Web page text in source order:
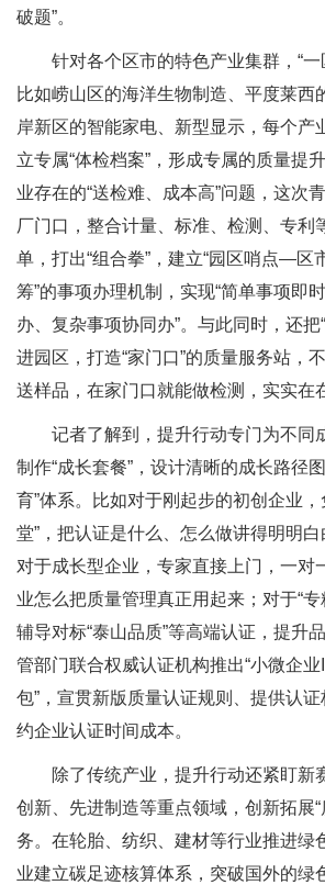
破题”。
针对各个区市的特色产业集群，“一
比如崂山区的海洋生物制造、平度莱西
岸新区的智能家电、新型显示，每个产
立专属“体检档案”，形成专属的质量提
业存在的“送检难、成本高”问题，这次
厂门口，整合计量、标准、检测、专利
单，打出“组合拳”，建立“园区哨点—
筹”的事项办理机制，实现“简单事项即
办、复杂事项协同办”。与此同时，还把
进园区，打造“家门口”的质量服务站，
送样品，在家门口就能做检测，实实在
记者了解到，提升行动专门为不同
制作“成长套餐”，设计清晰的成长路径
育”体系。比如对于刚起步的初创企业，
堂”，把认证是什么、怎么做讲得明明白
对于成长型企业，专家直接上门，一对
业怎么把质量管理真正用起来；对于“专
辅导对标“泰山品质”等高端认证，提升
管部门联合权威认证机构推出“小微企
包”，宣贯新版质量认证规则、提供认
约企业认证时间成本。
除了传统产业，提升行动还紧盯新
创新、先进制造等重点领域，创新拓展“
务。在轮胎、纺织、建材等行业推进绿
业建立碳足迹核算体系，突破国外的绿